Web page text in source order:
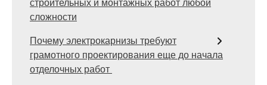
сложности
Почему электрокарнизы требуют
грамотного проектирования еще до начала
отделочных работ